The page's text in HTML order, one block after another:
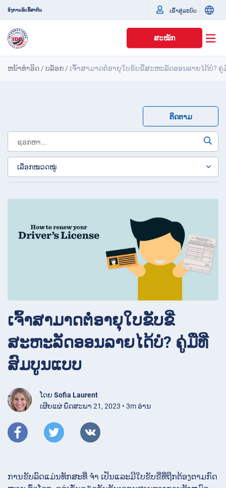
ອົງການຂັບຂີ່ສາກົນ ເຂົ້າສູ່ລະບົບ
ສະໝັກ
ຫນ້າທໍາອິດ /ບລັອກ / ເຈົ້າສາມາດຕໍ່ອາຍຸໃບຂັບຂີ່ສະຫະລັດອອນລາຍໄດ້ບໍ?
ຕິດຕາມ
ເຈົ້າສາມາດຕໍ່ອາຍຸໃບຂັບຂີ່
ສະຫະລັດອອນລາຍໄດ້ບໍ? ຄູ່ມືທີ່
ສົມບູນແບບ
ໂດຍ Sofia Laurent
ເຜີຍແຜ່ ພຶດສະພາ 21, 2023 • 3m ອ່ານ
ການຂັບລົດແມ່ນທັກສະທີ່ ຈຳ ເປັນແລະມີໃບຂັບຂີ່ທີ່ຖືກຕ້ອງຕາມກົດ